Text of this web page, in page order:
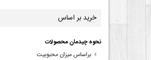
خرید بر اساس
نحوه چیدمان محصولات
براساس میزان محبوبیت